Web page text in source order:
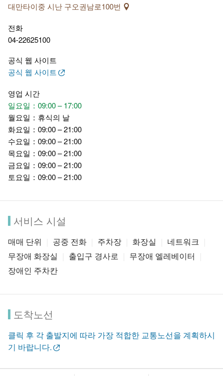
도서관의 외관은 하천의 이미지를 본따 유선형으로 제작되어,
무한한 지식을 싣고 흘러가는 것을 상징합니다. 도서관내 공간
은 아웃사이드인의 디자인컨셉으로, 서로 다른 층의 창밖풍경
을 내부의 색감과 가구에 담아내며 현대적인 느낌의 넓고 환한
실내공간으로 조성하였습니다. 동시에 어린이, 청소년, 노년층
갖추고 있습니다. 독서, 휴식, 학습에 최적화된 공간입니다.
대만타이중 시난 구오권남로100번
전화
04-22625100
공식 웹 사이트
공식 웹 사이트
영업 시간
일요일：09:00 – 17:00
월요일：휴식의 날
화요일：09:00 – 21:00
수요일：09:00 – 21:00
목요일：09:00 – 21:00
금요일：09:00 – 21:00
토요일：09:00 – 21:00
서비스 시설
매매 단위 공중 전화 주차장 화장실
네트워크
무장애 화장실
출입구 경사로
무장애 엘레베이터
장애인 주차칸
도착노선
클릭 후 각 출발지에 따라 가장 적합한 교통노선을 계획하시
기 바랍니다.